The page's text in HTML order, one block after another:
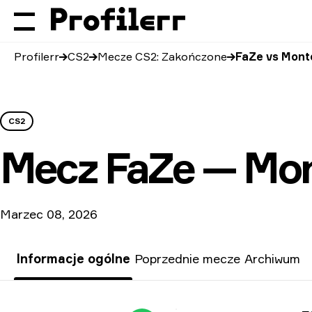
Profilerr CS2 Mecze CS2: Zakończone FaZe vs
CS2
Mecz FaZe —
Marzec 08, 2026
Informacje ogólne Poprzednie mecze Archiwum